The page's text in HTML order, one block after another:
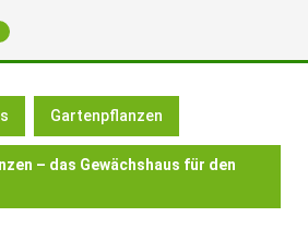
Open
Button
Gartenpflanzen
– das Gewächshaus für den